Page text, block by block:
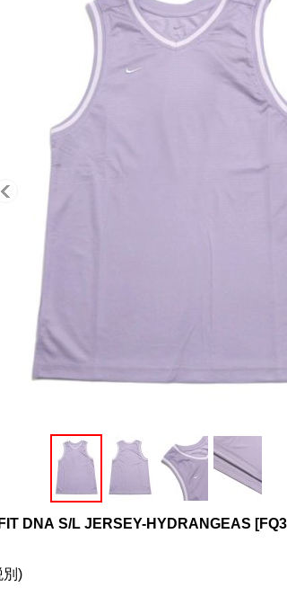
DNA S/L JERSEY-HYDRANGEAS [
別)